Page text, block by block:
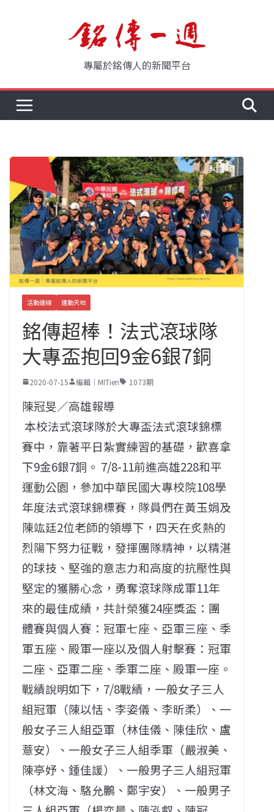
專屬於銘傳人的新聞平台
活動連線 運動天地
銘傳超棒！法式滾球隊
大專盃抱回9金6銀7銅
2020-07-15 編輯｜MITien 1073期
陳冠旻／高雄報導
本校法式滾球隊於大專盃法式滾球錦標
賽中，靠著平日紮實練習的基礎，歡喜拿
下9金6銀7銅。 7/8-11前進高雄228和平
運動公園，參加中華民國大專校院108學
年度法式滾球錦標賽，隊員們在黃玉娟及
陳竑廷2位老師的領導下，四天在炙熱的
烈陽下努力征戰，發揮團隊精神，以精湛
的球技、堅強的意志力和高度的抗壓性與
堅定的獲勝心念，勇奪滾球隊成軍11年
來的最佳成績，共計榮獲24座獎盃：團
體賽與個人賽：冠軍七座、亞軍三座、季
軍五座、殿軍一座以及個人射擊賽：冠軍
二座、亞軍二座、季軍二座、殿軍一座。
戰績說明如下，7/8戰績，一般女子三人
組冠軍（陳以恬、李姿儀、李昕柔）、一
般女子三人組亞軍（林佳儀、陳佳欣、盧
薏安）、一般女子三人組季軍（嚴淑美、
陳亭妤、鍾佳諼）、一般男子三人組冠軍
（林文海、駱允鵬、鄭宇安）、一般男子